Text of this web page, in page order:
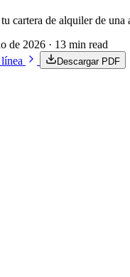
cartera de alquiler de
de 2026 · 13 min read
Descargar PDF